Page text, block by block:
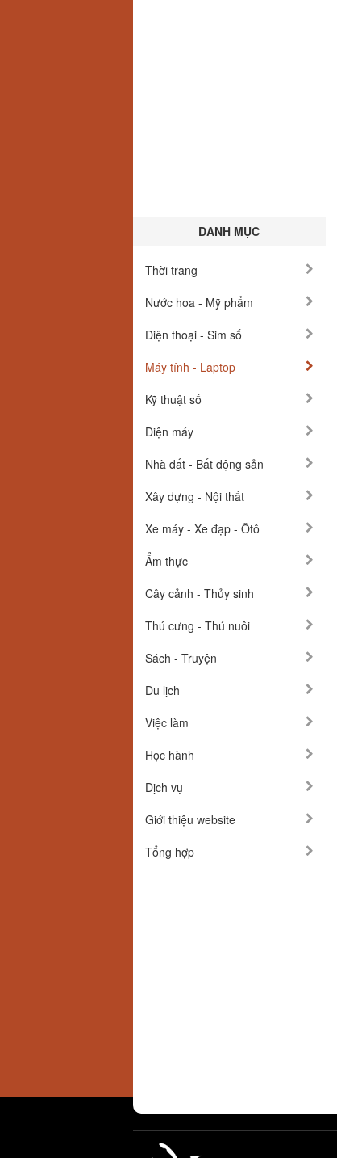
DANH MỤC
Thời trang
Nước hoa - Mỹ phẩm
Điện thoại - Sim số
Máy tính - Laptop
Kỹ thuật số
Điện máy
Nhà đất - Bất động sản
Xây dựng - Nội thất
Xe máy - Xe đạp - Ôtô
Ẩm thực
Cây cảnh - Thủy sinh
Thú cưng - Thú nuôi
Sách - Truyện
Du lịch
Việc làm
Học hành
Dịch vụ
Giới thiệu website
Tổng hợp